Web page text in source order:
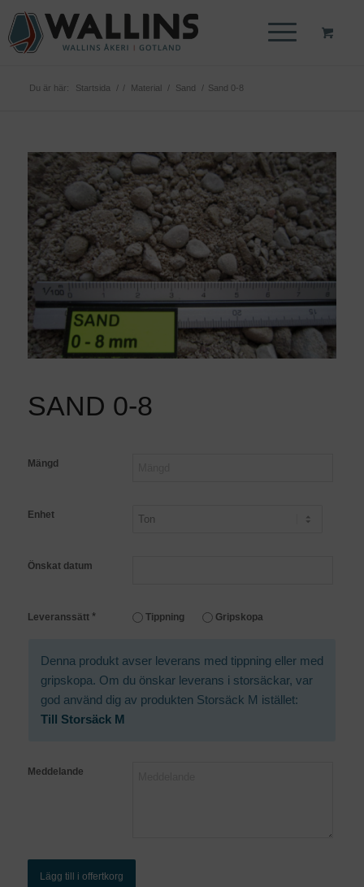
Du är här: Startsida / / Material / Sand / Sand 0-8
SAND 0-8
Mängd
Enhet
Önskat datum
Leveranssätt * Tippning Gripskopa
Denna produkt avser leverans med tippning eller med
gripskopa. Om du önskar leverans i storsäckar, var
god använd dig av produkten Storsäck M istället:
Till Storsäck M
Meddelande
Lägg till i offertkorg